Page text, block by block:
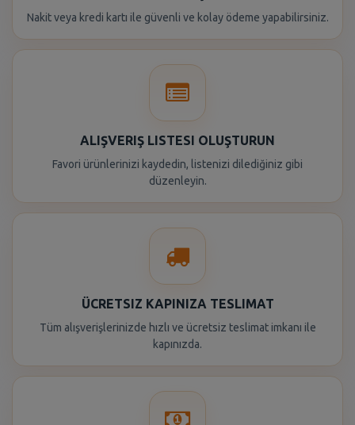
Nakit veya kredi kartı ile güvenli ve kolay ödeme yapabilirsiniz.
ALIŞVERIŞ LISTESI OLUŞTURUN
Favori ürünlerinizi kaydedin, listenizi dilediğiniz gibi
düzenleyin.
ÜCRETSIZ KAPINIZA TESLIMAT
Tüm alışverişlerinizde hızlı ve ücretsiz teslimat imkanı ile
kapınızda.